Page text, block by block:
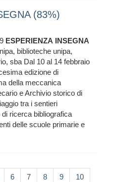
(83%)
ESPERIENZA INSEGNA
biblioteche unipa,
sba Dal 10 al 14 febbraio
edizione di
della meccanica
e Archivio storico di
tra i sentieri
ricerca bibliografica
delle scuole primarie e
6 7 8 9 10